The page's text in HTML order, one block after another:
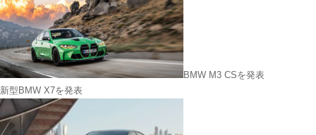
BMW M3 CSを発表
新型BMW X7を発表